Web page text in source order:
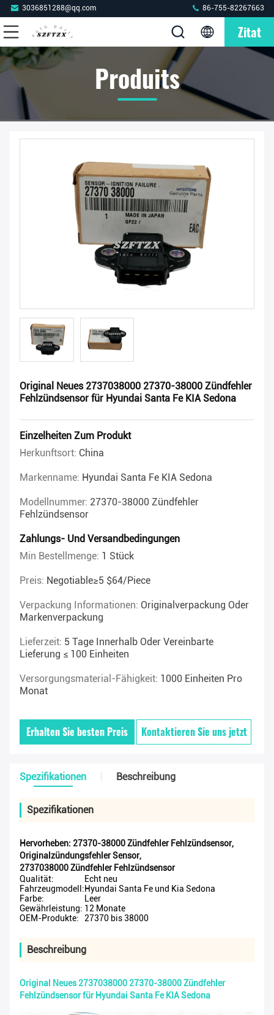
3036851288@qq.com 86-755-82267663
Zitat
Produits
Original Neues 2737038000 27370-38000 Zündfehler
Fehlzündsensor für Hyundai Santa Fe KIA Sedona
Einzelheiten Zum Produkt
Herkunftsort: China
Markenname: Hyundai Santa Fe KIA Sedona
Modellnummer: 27370-38000 Zündfehler
Fehlzündsensor
Zahlungs- Und Versandbedingungen
Min Bestellmenge: 1 Stück
Preis: Negotiable≥5 $64/piece
Verpackung Informationen: Originalverpackung Oder
Markenverpackung
Lieferzeit: 5 Tage Innerhalb Oder Vereinbarte
Lieferung ≤ 100 Einheiten
Versorgungsmaterial-Fähigkeit: 1000 Einheiten Pro
Monat
Erhalten Sie besten Preis Kontaktieren Sie uns jetzt
Spezifikationen Beschreibung
Spezifikationen
Hervorheben: 27370-38000 Zündfehler Fehlzündsensor,
Originalzündungsfehler Sensor,
2737038000 Zündfehler Fehlzündsensor
Qualität:
Echt neu
Fahrzeugmodell:Hyundai Santa Fe und Kia Sedona
Farbe:
Leer
Gewährleistung: 12 Monate
OEM-Produkte:
27370 bis 38000
Beschreibung
Original Neues 2737038000 27370-38000 Zündfehler
Fehlzündsensor für Hyundai Santa Fe KIA Sedona